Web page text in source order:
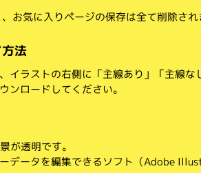
お気に入りページの保存は全て削除され
法
イラストの右側に「主線あり」「主線な
ンロードしてください。
が透明です。
データを編集できるソフト（Adobe